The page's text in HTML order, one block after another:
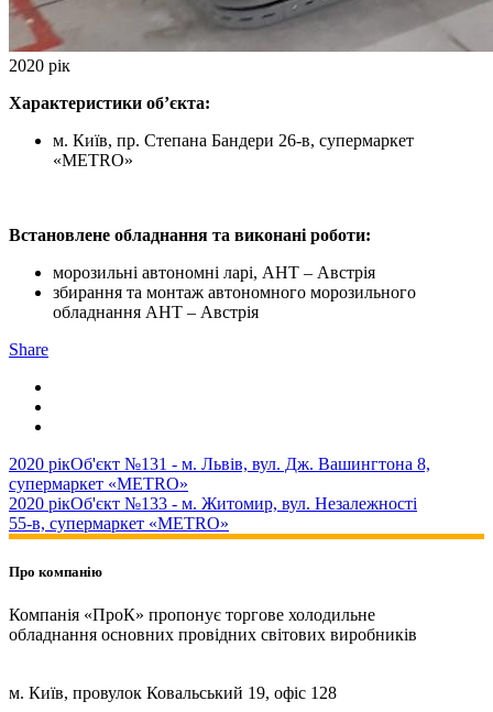
2020 рік
Характеристики об’єкта:
м. Київ, пр. Степана Бандери 26-в, супермаркет
«METRO»
Встановлене обладнання та виконані роботи:
морозильні автономні ларі, AHT – Австрія
збирання та монтаж автономного морозильного
обладнання AHT – Австрія
Share
2020 рікОб'єкт №131 - м. Львів, вул. Дж. Вашингтона 8,
супермаркет «METRO»
2020 рікОб'єкт №133 - м. Житомир, вул. Незалежності
55-в, супермаркет «METRO»
Про компанію
Компанія «ПроК» пропонує торгове холодильне
обладнання основних провідних світових виробників
м. Київ, провулок Ковальський 19, офіс 128